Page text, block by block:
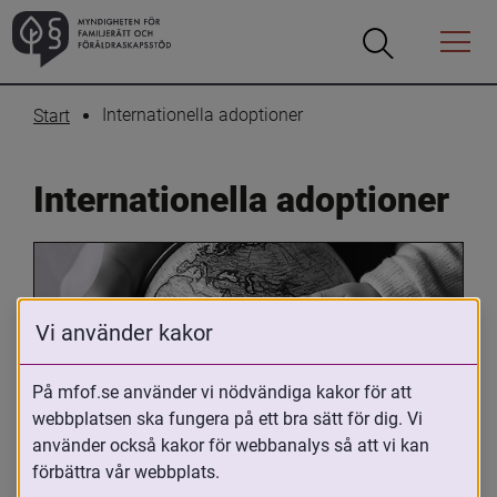
Öppna
Öppna
Menyn
Start Internationella adoptioner
Internationella adoptioner
Oavsett om du är adopterad,
adoptivförälder eller arbetar med
Vi använder kakor
På mfof.se använder vi nödvändiga kakor för att
webbplatsen ska fungera på ett bra sätt för dig. Vi
använder också kakor för webbanalys så att vi kan
förbättra vår webbplats.